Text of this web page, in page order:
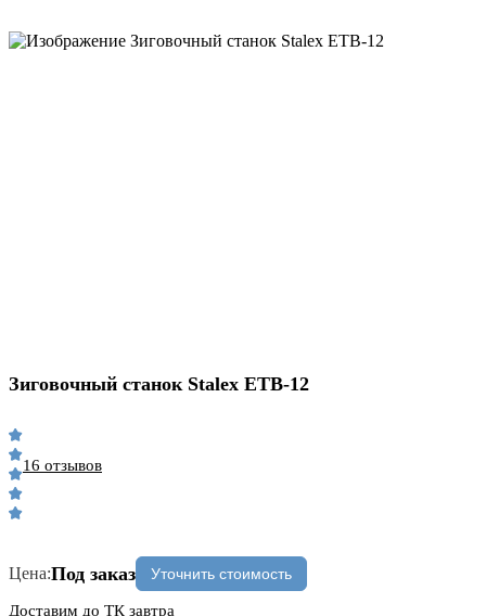
Зиговочный станок Stalex ETB-12
16 отзывов
Цена:Под заказ Уточнить стоимость
Доставим до ТК завтра